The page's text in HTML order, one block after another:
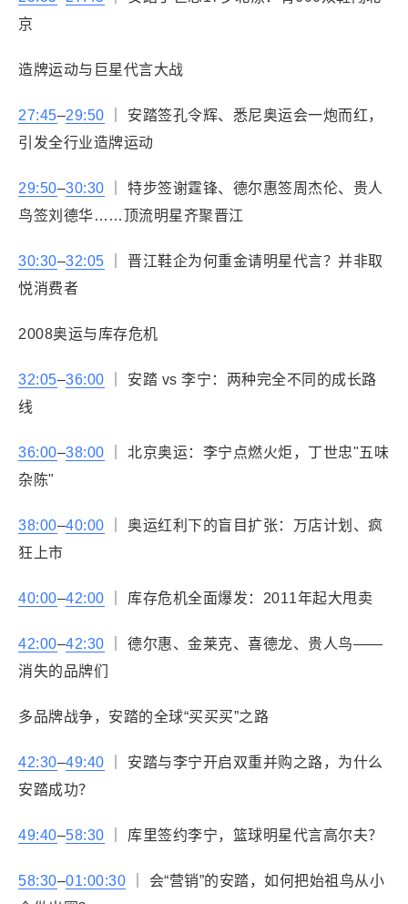
京
造牌运动与巨星代言大战
27:45–29:50 ｜ 安踏签孔令辉、悉尼奥运会一炮而红，
引发全行业造牌运动
29:50–30:30 ｜ 特步签谢霆锋、德尔惠签周杰伦、贵人
鸟签刘德华……顶流明星齐聚晋江
30:30–32:05 ｜ 晋江鞋企为何重金请明星代言？并非取
悦消费者
2008奥运与库存危机
32:05–36:00 ｜ 安踏 vs 李宁：两种完全不同的成长路
线
36:00–38:00 ｜ 北京奥运：李宁点燃火炬，丁世忠"五味
杂陈"
38:00–40:00 ｜ 奥运红利下的盲目扩张：万店计划、疯
狂上市
40:00–42:00 ｜ 库存危机全面爆发：2011年起大甩卖
42:00–42:30 ｜ 德尔惠、金莱克、喜德龙、贵人鸟——
消失的品牌们
多品牌战争，安踏的全球“买买买”之路
42:30–49:40 ｜ 安踏与李宁开启双重并购之路，为什么
安踏成功？
49:40–58:30 ｜ 库里签约李宁，篮球明星代言高尔夫？
58:30–01:00:30 ｜ 会“营销”的安踏，如何把始祖鸟从小